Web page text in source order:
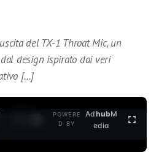
del TX-1 Throat Mic, un
design ispirato dai veri
[…]
POWERE
D BY
AdhubM
edia